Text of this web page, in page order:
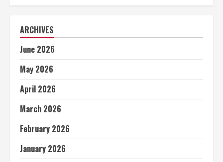
ARCHIVES
June 2026
May 2026
April 2026
March 2026
February 2026
January 2026